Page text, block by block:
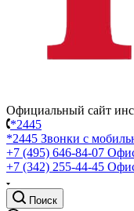
Официальный сайт
*2445
*2445 Звонки с
+7 (495) 646-84-07
+7 (342) 255-44-45
Поиск